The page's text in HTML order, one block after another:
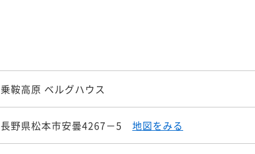
乗鞍高原 ベルグハウス
長野県松本市安曇4267－5 地図をみる